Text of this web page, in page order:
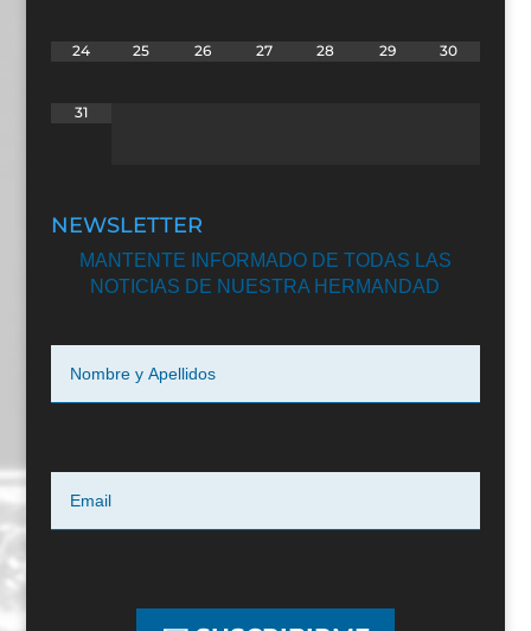
24 25 26 27 28 29 30
31
NEWSLETTER
MANTENTE INFORMADO DE TODAS LAS
NOTICIAS DE NUESTRA HERMANDAD